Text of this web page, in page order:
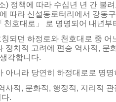
) 정책에 따라 수십년 년 간 불
따라 신설동로터리에서 강동
천호대로」 로 명명되어 내년부
되던 하정로와 천호대로 중
정치적 고려에 편승 역사적, 문
각합니다.
아니라 당연히 하정대로로 명
사적, 문화적, 행정적, 지리적
.